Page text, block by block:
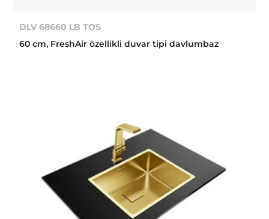
DLV 68660 LB TOS
60 cm, FreshAir özellikli duvar tipi davlumbaz